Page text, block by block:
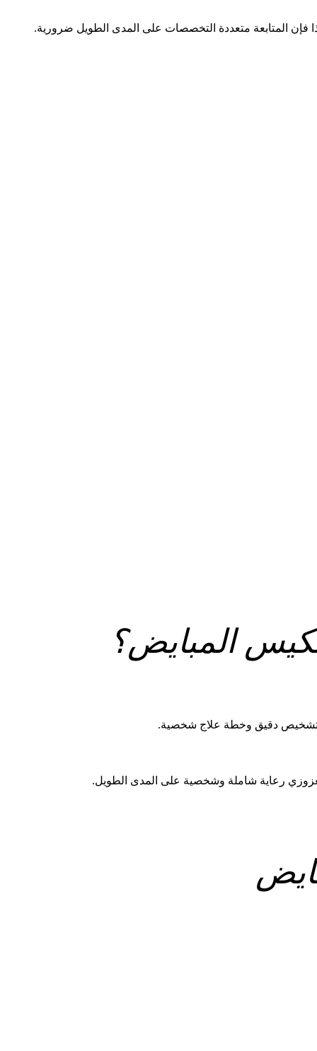
المبايض؟
رعاية شاملة وشخصية على المدى الطويل.